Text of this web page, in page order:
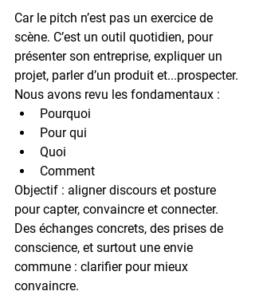
Car le pitch n’est pas un exercice de
scène. C’est un outil quotidien, pour
présenter son entreprise, expliquer un
projet, parler d’un produit et...prospecter.
Nous avons revu les fondamentaux :
Pourquoi
Pour qui
Quoi
Comment
Objectif : aligner discours et posture
pour capter, convaincre et connecter.
Des échanges concrets, des prises de
conscience, et surtout une envie
commune : clarifier pour mieux
convaincre.